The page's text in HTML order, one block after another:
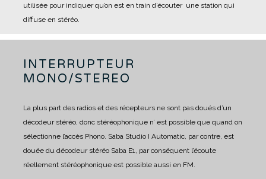
utilisée pour indiquer qu’on est en train d’écouter une station qui
diffuse en stéréo.
INTERRUPTEUR
MONO/STEREO
La plus part des radios et des récepteurs ne sont pas doués d’un
décodeur stéréo, donc stéréophonique n’ est possible que quand on
sélectionne l’accès Phono. Saba Studio I Automatic, par contre, est
douée du décodeur stéréo Saba E1, par conséquent l’écoute
réellement stéréophonique est possible aussi en FM.